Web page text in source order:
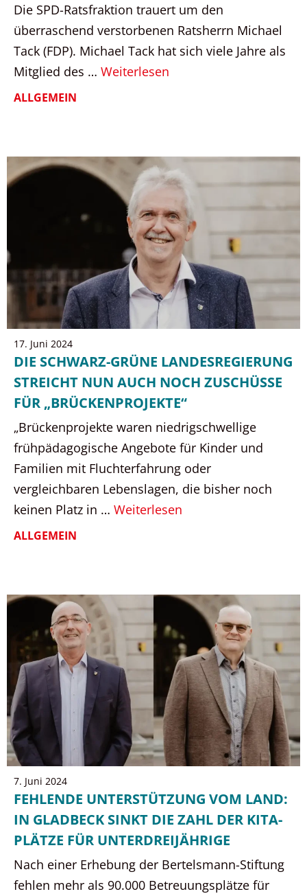
Die SPD-Ratsfraktion trauert um den
überraschend verstorbenen Ratsherrn Michael
Tack (FDP). Michael Tack hat sich viele Jahre als
Mitglied des … Weiterlesen
ALLGEMEIN
17. Juni 2024
DIE SCHWARZ-GRÜNE LANDESREGIERUNG
STREICHT NUN AUCH NOCH ZUSCHÜSSE
FÜR „BRÜCKENPROJEKTE“
„Brückenprojekte waren niedrigschwellige
frühpädagogische Angebote für Kinder und
Familien mit Fluchterfahrung oder
vergleichbaren Lebenslagen, die bisher noch
keinen Platz in … Weiterlesen
ALLGEMEIN
7. Juni 2024
FEHLENDE UNTERSTÜTZUNG VOM LAND:
IN GLADBECK SINKT DIE ZAHL DER KITA-
PLÄTZE FÜR UNTERDREIJÄHRIGE
Nach einer Erhebung der Bertelsmann-Stiftung
fehlen mehr als 90.000 Betreuungsplätze für